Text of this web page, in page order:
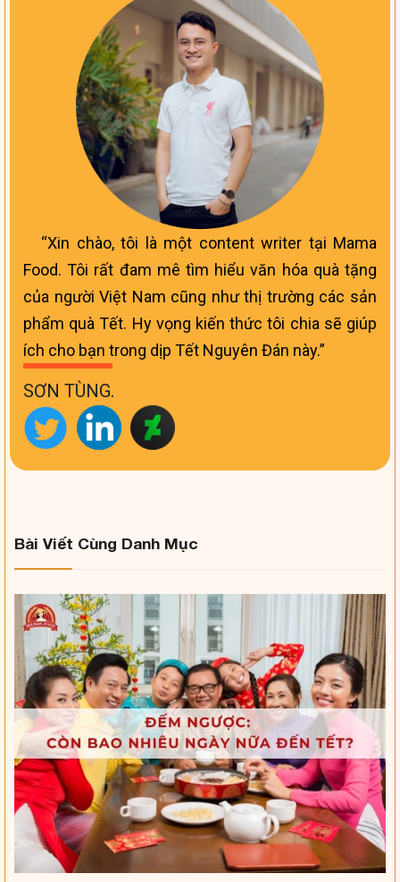
Xin chào, tôi là một content writer tại Mama
Food. Tôi rất đam mê tìm hiểu văn hóa quà tặng
của người Việt Nam cũng như thị trường các sản
phẩm quà Tết. Hy vọng kiến thức tôi chia sẽ giúp
ích cho bạn trong dịp Tết Nguyên Đán này.
SƠN TÙNG.
Bài Viết Cùng Danh Mục